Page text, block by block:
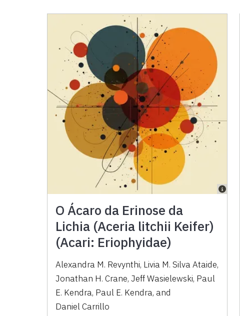
O Ácaro da Erinose da
Lichia (Aceria litchii Keifer)
(Acari: Eriophyidae)
Alexandra M. Revynthi, Livia M. Silva Ataide,
Jonathan H. Crane,Jeff Wasielewski, Paul
E. Kendra, Paul E. Kendra, and
Daniel Carrillo